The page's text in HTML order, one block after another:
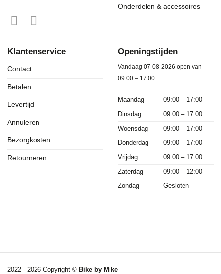
Onderdelen & accessoires
Klantenservice
Contact
Betalen
Levertijd
Annuleren
Bezorgkosten
Retourneren
Openingstijden
Vandaag 07-08-2026 open van
09:00 – 17:00.
Maandag
09:00 – 17:00
Dinsdag
09:00 – 17:00
Woensdag
09:00 – 17:00
Donderdag
09:00 – 17:00
Vrijdag
09:00 – 17:00
Zaterdag
09:00 – 12:00
Zondag
Gesloten
2022 - 2026 Copyright © Bike by Mike